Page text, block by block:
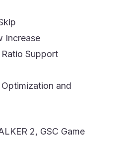
Increase
Support
and
2, GSC Game